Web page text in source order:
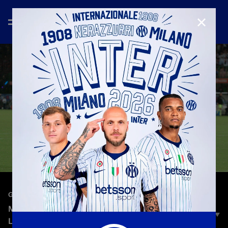
GOAL GALLERY—26 lug 2022
MARIO BALOTELLI | TUTTI I SUOI 28 GOL CON
L'INTER